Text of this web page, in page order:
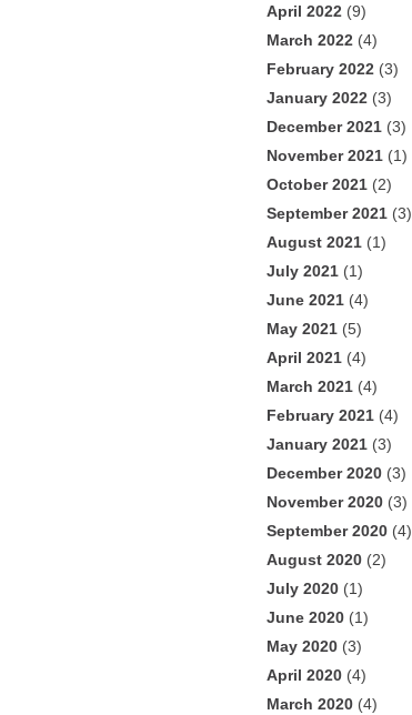
April 2022 (9)
March 2022 (4)
February 2022 (3)
January 2022 (3)
December 2021 (3)
November 2021 (1)
October 2021 (2)
September 2021 (3)
August 2021 (1)
July 2021 (1)
June 2021 (4)
May 2021 (5)
April 2021 (4)
March 2021 (4)
February 2021 (4)
January 2021 (3)
December 2020 (3)
November 2020 (3)
September 2020 (4)
August 2020 (2)
July 2020 (1)
June 2020 (1)
May 2020 (3)
April 2020 (4)
March 2020 (4)